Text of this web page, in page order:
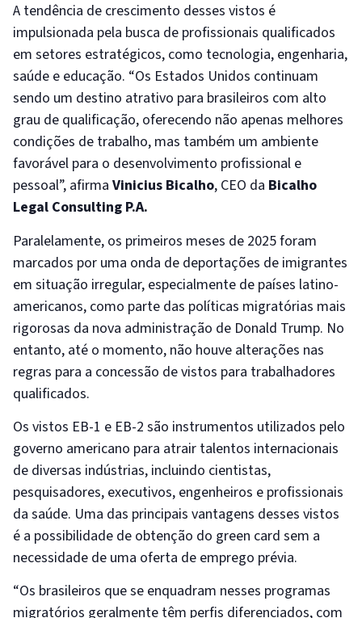
A tendência de crescimento desses vistos é
impulsionada pela busca de profissionais qualificados
em setores estratégicos, como tecnologia, engenharia,
saúde e educação. “Os Estados Unidos continuam
sendo um destino atrativo para brasileiros com alto
grau de qualificação, oferecendo não apenas melhores
condições de trabalho, mas também um ambiente
favorável para o desenvolvimento profissional e
pessoal”, afirma Vinicius Bicalho, CEO da Bicalho
Legal Consulting P.A.
Paralelamente, os primeiros meses de 2025 foram
marcados por uma onda de deportações de imigrantes
em situação irregular, especialmente de países latino-
americanos, como parte das políticas migratórias mais
rigorosas da nova administração de Donald Trump. No
entanto, até o momento, não houve alterações nas
regras para a concessão de vistos para trabalhadores
qualificados.
Os vistos EB-1 e EB-2 são instrumentos utilizados pelo
governo americano para atrair talentos internacionais
de diversas indústrias, incluindo cientistas,
pesquisadores, executivos, engenheiros e profissionais
da saúde. Uma das principais vantagens desses vistos
é a possibilidade de obtenção do green card sem a
necessidade de uma oferta de emprego prévia.
“Os brasileiros que se enquadram nesses programas
migratórios geralmente têm perfis diferenciados, com